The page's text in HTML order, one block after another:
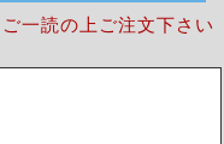
ご一読の上ご注文下さい